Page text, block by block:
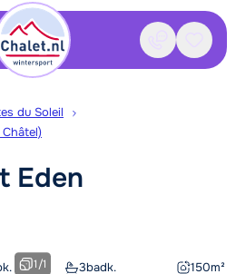
Contact
du Soleil
Eden
3badk. 150m²
1/1